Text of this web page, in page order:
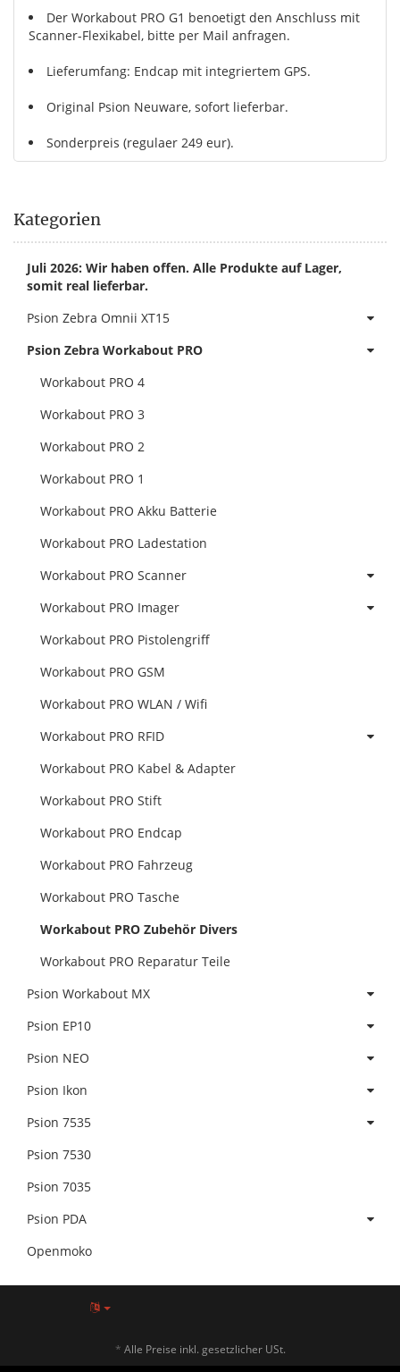
Der Workabout PRO G1 benoetigt den Anschluss mit
Scanner-Flexikabel, bitte per Mail anfragen.
Lieferumfang: Endcap mit integriertem GPS.
Original Psion Neuware, sofort lieferbar.
Sonderpreis (regulaer 249 eur).
Kategorien
Juli 2026: Wir haben offen. Alle Produkte auf Lager,
somit real lieferbar.
Psion Zebra Omnii XT15
Psion Zebra Workabout PRO
Workabout PRO 4
Workabout PRO 3
Workabout PRO 2
Workabout PRO 1
Workabout PRO Akku Batterie
Workabout PRO Ladestation
Workabout PRO Scanner
Workabout PRO Imager
Workabout PRO Pistolengriff
Workabout PRO GSM
Workabout PRO WLAN / Wifi
Workabout PRO RFID
Workabout PRO Kabel & Adapter
Workabout PRO Stift
Workabout PRO Endcap
Workabout PRO Fahrzeug
Workabout PRO Tasche
Workabout PRO Zubehör Divers
Workabout PRO Reparatur Teile
Psion Workabout MX
Psion EP10
Psion NEO
Psion Ikon
Psion 7535
Psion 7530
Psion 7035
Psion PDA
Openmoko
* Alle Preise inkl. gesetzlicher USt.